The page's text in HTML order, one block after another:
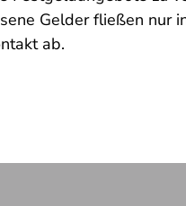
Gelder fließen nur
ab.